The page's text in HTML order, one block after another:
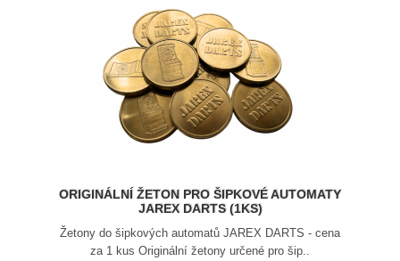
ORIGINÁLNÍ ŽETON PRO ŠIPKOVÉ AUTOMATY
JAREX DARTS (1KS)
Žetony do šipkových automatů JAREX DARTS - cena
za 1 kus Originální žetony určené pro šip..